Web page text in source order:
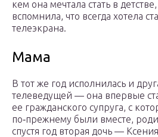
кем она мечтала стать в
вспомнила, что всегда хотела
телеэкрана.
Мама
В тот же год исполнилась и
телеведущей — она впервые
ее гражданского супруга, с
по‑прежнему были вместе,
спустя год вторая дочь — Ксения.